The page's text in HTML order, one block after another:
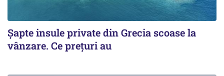
Șapte insule private din Grecia scoase la
vânzare. Ce prețuri au